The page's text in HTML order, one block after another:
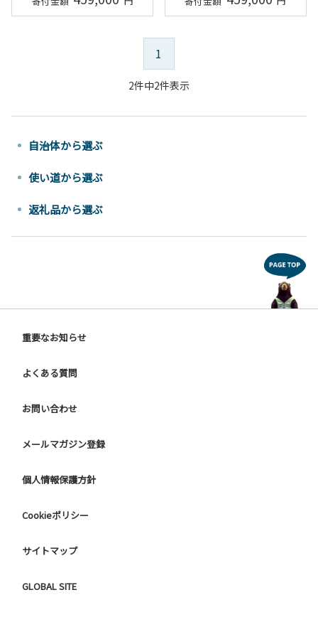
1
2件中2件表示
自治体から選ぶ
使い道から選ぶ
返礼品から選ぶ
重要なお知らせ
よくある質問
お問い合わせ
メールマガジン登録
個人情報保護方針
Cookieポリシー
サイトマップ
GLOBAL SITE